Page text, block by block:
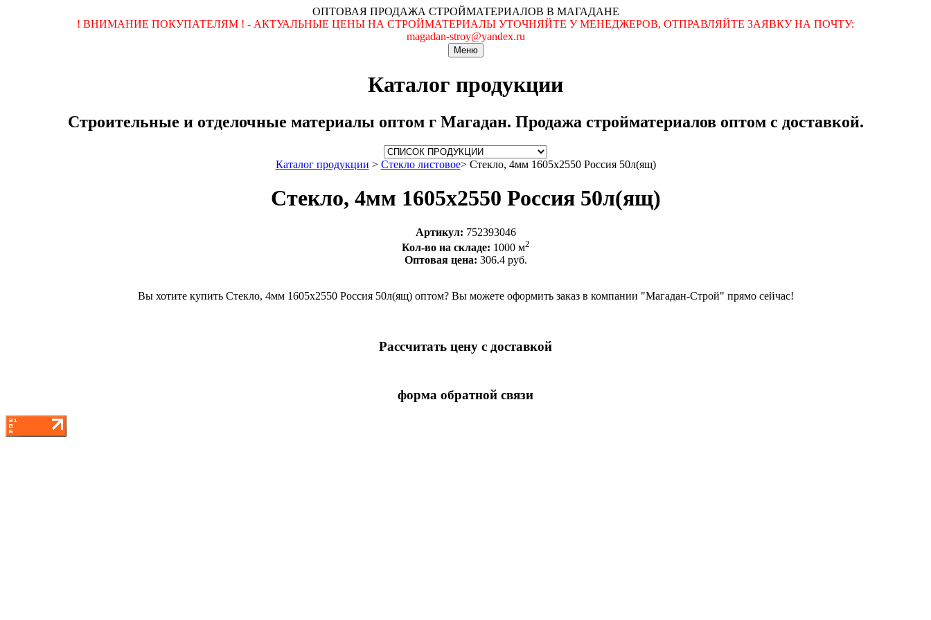
ОПТОВАЯ ПРОДАЖА СТРОЙМАТЕРИАЛОВ В МАГАДАНЕ
! ВНИМАНИЕ ПОКУПАТЕЛЯМ ! - АКТУАЛЬНЫЕ ЦЕНЫ НА СТРОЙМАТЕРИАЛЫ УТОЧНЯЙТЕ У МЕНЕДЖЕРОВ, ОТПРАВЛЯЙТЕ ЗАЯВКУ НА ПОЧТУ:
magadan-stroy@yandex.ru
Меню
Каталог продукции
Строительные и отделочные материалы оптом г Магадан. Продажа стройматериалов оптом с доставкой.
Каталог продукции > Стекло листовое> Стекло, 4мм 1605x2550 Россия 50л(ящ)
Стекло, 4мм 1605x2550 Россия 50л(ящ)
Артикул: 752393046
Кол-во на складе: 1000 м2
Оптовая цена: 306.4 руб.
Вы хотите купить Стекло, 4мм 1605x2550 Россия 50л(ящ) оптом? Вы можете оформить заказ в компании "Магадан-Строй" прямо сейчас!
Рассчитать цену с доставкой
форма обратной связи